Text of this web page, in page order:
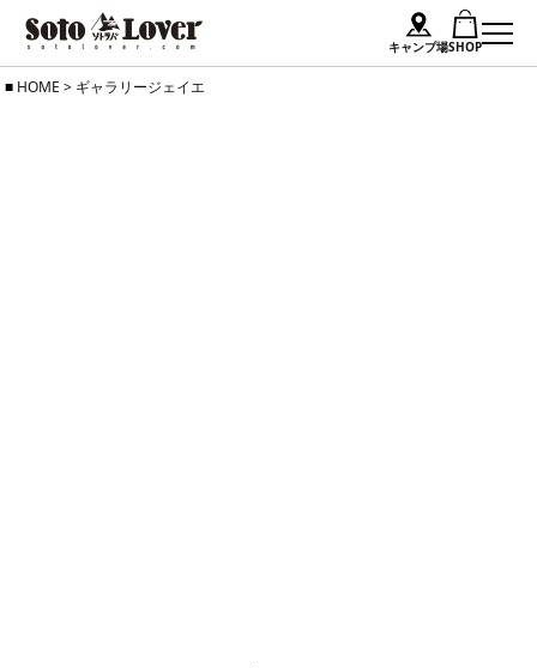
キャンプ場SHOP
SkipHOME > ギャラリージェイエ